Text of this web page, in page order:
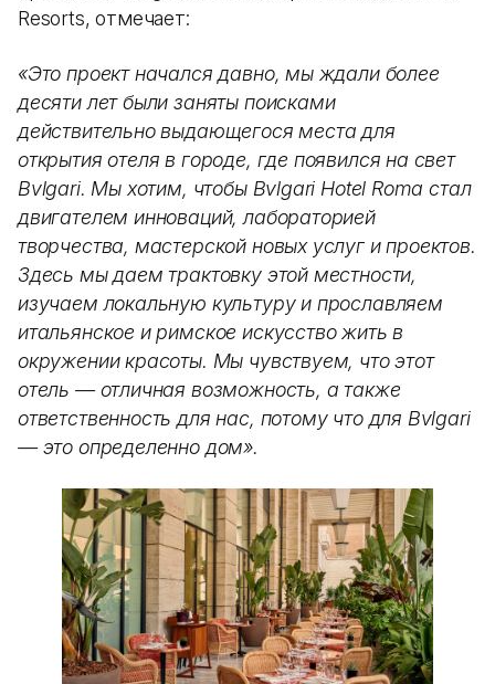
Resorts, отмечает:
«Это проект начался давно, мы ждали более
десяти лет были заняты поисками
действительно выдающегося места для
открытия отеля в городе, где появился на свет
Bvlgari. Мы хотим, чтобы Bvlgari Hotel Roma стал
двигателем инноваций, лабораторией
творчества, мастерской новых услуг и проектов.
Здесь мы даем трактовку этой местности,
изучаем локальную культуру и прославляем
итальянское и римское искусство жить в
окружении красоты. Мы чувствуем, что этот
отель — отличная возможность, а также
ответственность для нас, потому что для Bvlgari
— это определенно дом».